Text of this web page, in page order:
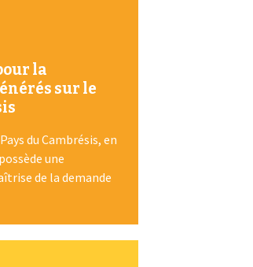
la
sur le
du Cambrésis, en
une
de la demande